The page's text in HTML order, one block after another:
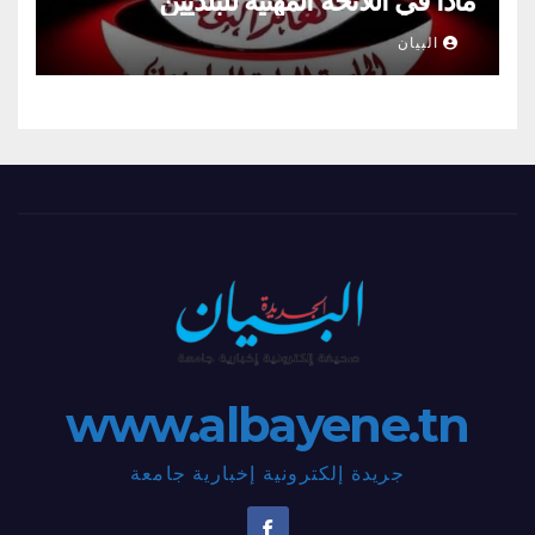
البيان
www.albayene.tn
جريدة إلكترونية إخبارية جامعة